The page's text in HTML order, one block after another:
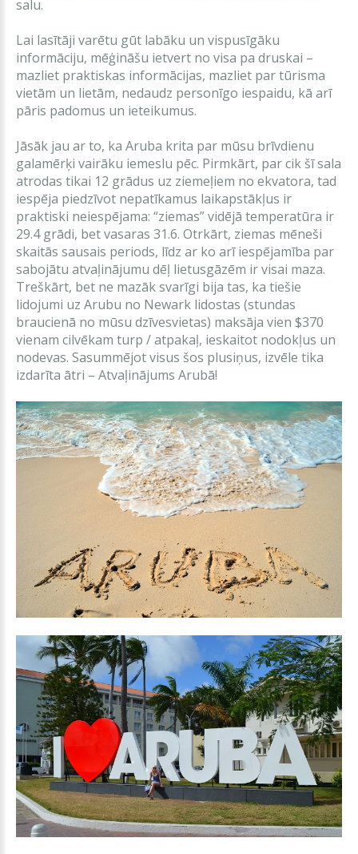
salu.
Lai lasītāji varētu gūt labāku un vispusīgāku
informāciju, mēģināšu ietvert no visa pa druskai –
mazliet praktiskas informācijas, mazliet par tūrisma
vietām un lietām, nedaudz personīgo iespaidu, kā arī
pāris padomus un ieteikumus.
Jāsāk jau ar to, ka Aruba krita par mūsu brīvdienu
galamērķi vairāku iemeslu pēc. Pirmkārt, par cik šī sala
atrodas tikai 12 grādus uz ziemeļiem no ekvatora, tad
iespēja piedzīvot nepatīkamus laikapstākļus ir
praktiski neiespējama: “ziemas” vidējā temperatūra ir
29.4 grādi, bet vasaras 31.6. Otrkārt, ziemas mēneši
skaitās sausais periods, līdz ar ko arī iespējamība par
sabojātu atvaļinājumu dēļ lietusgāzēm ir visai maza.
Treškārt, bet ne mazāk svarīgi bija tas, ka tiešie
lidojumi uz Arubu no Newark lidostas (stundas
braucienā no mūsu dzīvesvietas) maksāja vien $370
vienam cilvēkam turp / atpakaļ, ieskaitot nodokļus un
nodevas. Sasummējot visus šos plusiņus, izvēle tika
izdarīta ātri – Atvaļinājums Arubā!